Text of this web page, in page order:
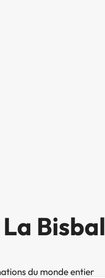
Bisbal
du monde entier